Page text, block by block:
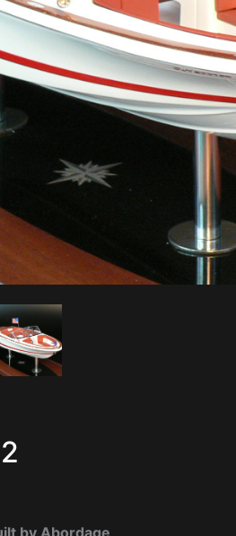
by Abordage